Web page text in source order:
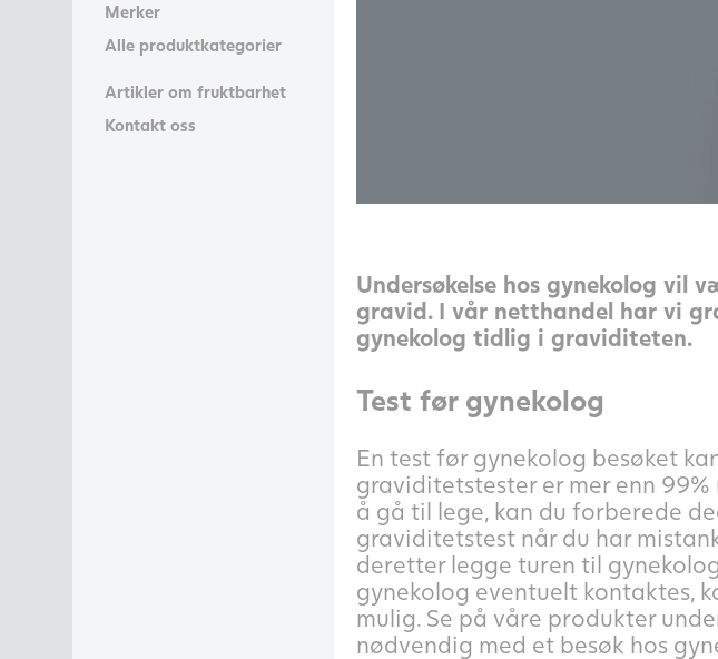
Merker
Alle produktkategorier
Artikler om fruktbarhet
Kontakt oss
Undersøkelse hos gynekolog vil
gravid. I vår netthandel har vi
gynekolog tidlig i graviditeten.
Test før gynekolog
En test før gynekolog besøket
graviditetstester er mer enn
å gå til lege, kan du forberede
graviditetstest når du har
deretter legge turen til
gynekolog eventuelt kontaktes,
mulig. Se på våre produkter
nødvendig med et besøk hos